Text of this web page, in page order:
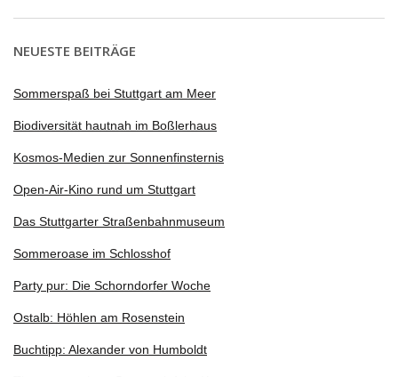
NEUESTE BEITRÄGE
Sommerspaß bei Stuttgart am Meer
Biodiversität hautnah im Boßlerhaus
Kosmos-Medien zur Sonnenfinsternis
Open-Air-Kino rund um Stuttgart
Das Stuttgarter Straßenbahnmuseum
Sommeroase im Schlosshof
Party pur: Die Schorndorfer Woche
Ostalb: Höhlen am Rosenstein
Buchtipp: Alexander von Humboldt